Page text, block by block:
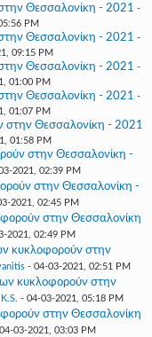
Θεσσαλονίκη - 2021 -
PM
Θεσσαλονίκη - 2021 -
09:15 PM
Θεσσαλονίκη - 2021 -
01:00 PM
Θεσσαλονίκη - 2021 -
01:07 PM
στην Θεσσαλονίκη - 2021
01:58 PM
στην Θεσσαλονίκη -
2021, 02:39 PM
στην Θεσσαλονίκη -
2021, 02:45 PM
στην Θεσσαλονίκη
2021, 02:49 PM
κυκλοφορούν στην
- 04-03-2021, 02:51 PM
κυκλοφορούν στην
K.S. - 04-03-2021, 05:18 PM
στην Θεσσαλονίκη
03-2021, 03:03 PM